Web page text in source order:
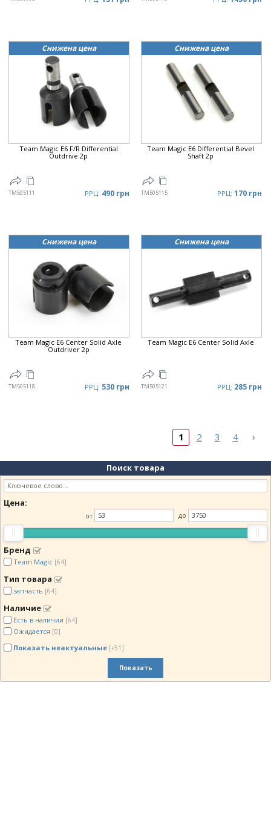
Снижена цена
Team Magic E6 F/R Differential
Outdrive 2p
TM505111 РРЦ: 490 грн
Снижена цена
Team Magic E6 Differential Bevel
Shaft 2p
TM505115 РРЦ: 170 грн
Снижена цена
Team Magic E6 Center Solid Axle
Outdriver 2p
TM505118 РРЦ: 530 грн
Снижена цена
Team Magic E6 Center Solid Axle
TM505121 РРЦ: 285 грн
1 2 3 4 ›
Поиск товара
Цена:
от до
Бренд
Team Magic [64]
Тип товара
запчасть [64]
Наличие
Есть в наличии [64]
Ожидается [0]
Показать неактуальные [+51]
Показать